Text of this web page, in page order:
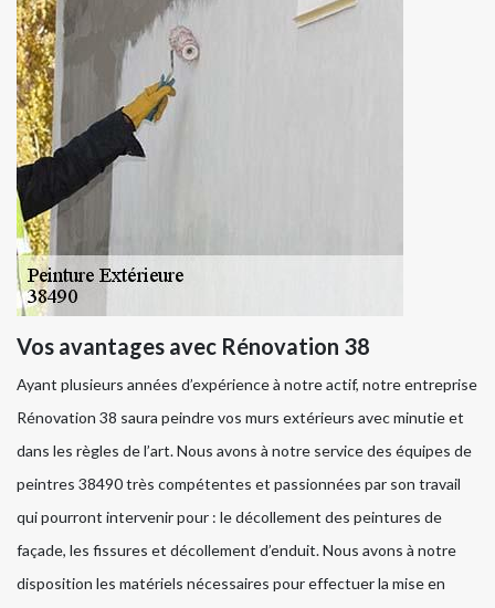
Vos avantages avec Rénovation 38
Ayant plusieurs années d’expérience à notre actif, notre entreprise
Rénovation 38 saura peindre vos murs extérieurs avec minutie et
dans les règles de l’art. Nous avons à notre service des équipes de
peintres 38490 très compétentes et passionnées par son travail
qui pourront intervenir pour : le décollement des peintures de
façade, les fissures et décollement d’enduit. Nous avons à notre
disposition les matériels nécessaires pour effectuer la mise en